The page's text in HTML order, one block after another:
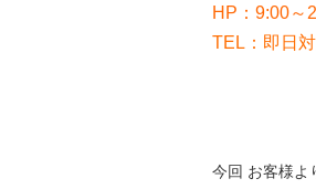
HP：9:00～
TEL：即日
今回 お客様よ